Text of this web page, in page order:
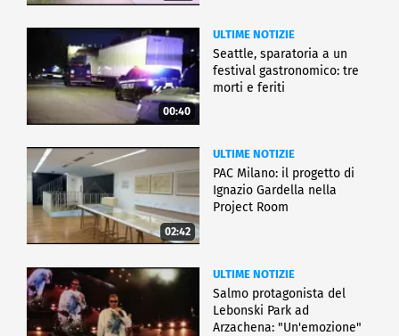
00:40
ULTIME NOTIZIE
Seattle, sparatoria a un
festival gastronomico: tre
morti e feriti
02:42
ULTIME NOTIZIE
PAC Milano: il progetto di
Ignazio Gardella nella
Project Room
ULTIME NOTIZIE
Salmo protagonista del
Lebonski Park ad
Arzachena: "Un'emozione"